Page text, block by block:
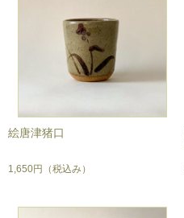
絵唐津猪口
1,650円 （税込み）